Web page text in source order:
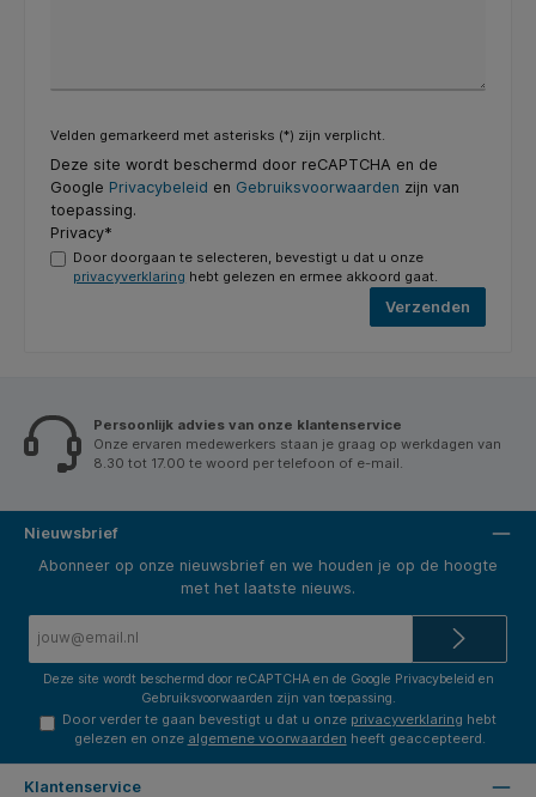
Velden gemarkeerd met asterisks (*) zijn verplicht.
Deze site wordt beschermd door reCAPTCHA en de
Google Privacybeleid en Gebruiksvoorwaarden zijn van
toepassing.
Privacy*
Door doorgaan te selecteren, bevestigt u dat u onze
privacyverklaring hebt gelezen en ermee akkoord gaat.
Verzenden
Persoonlijk advies van onze klantenservice
Onze ervaren medewerkers staan je graag op werkdagen van
8.30 tot 17.00 te woord per telefoon of e-mail.
Nieuwsbrief
Abonneer op onze nieuwsbrief en we houden je op de hoogte
met het laatste nieuws.
Deze site wordt beschermd door reCAPTCHA en de Google Privacybeleid en
Gebruiksvoorwaarden zijn van toepassing.
Door verder te gaan bevestigt u dat u onze privacyverklaring hebt
gelezen en onze algemene voorwaarden heeft geaccepteerd.
Klantenservice